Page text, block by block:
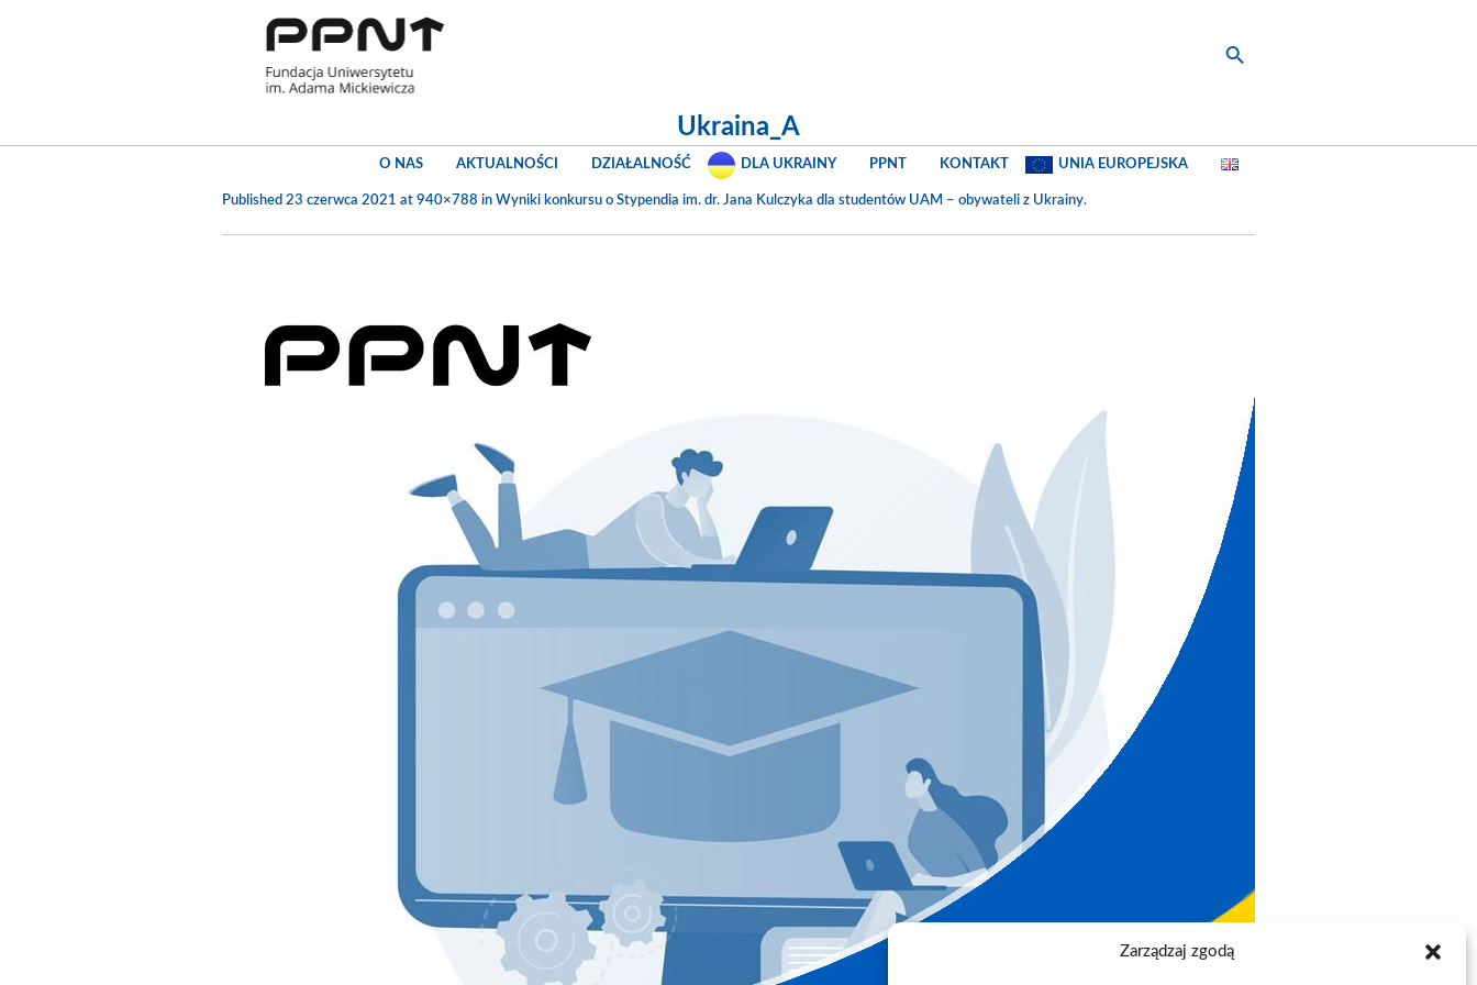
Zarządzaj zgodą
O NAS AKTUALNOŚCI DZIAŁALNOŚĆ DLA UKRAINY PPNT KONTAKT UNIA EUROPEJSKA
Ukraina_A
Published 23 czerwca 2021 at 940×788 in Wyniki konkursu o Stypendia im. dr. Jana Kulczyka dla studentów UAM – obywateli z Ukrainy.